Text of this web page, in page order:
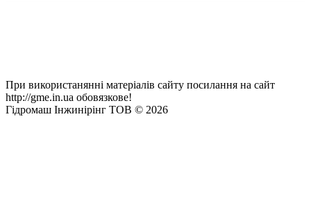
При використанянні матеріалів сайту посилання на сайт
http://gme.in.ua обовязкове!
Гідромаш Інжинірінг ТОВ © 2026